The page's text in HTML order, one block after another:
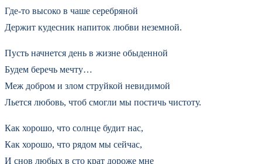
Где-то высоко в чаше серебряной
Держит кудесник напиток любви неземной.
Пусть начнется день в жизне обыденной
Будем беречь мечту…
Меж добром и злом струйкой невидимой
Льется любовь, чтоб смогли мы постичь чистоту.
Как хорошо, что солнце будит нас,
Как хорошо, что рядом мы сейчас,
И снов любых в сто крат дороже мне